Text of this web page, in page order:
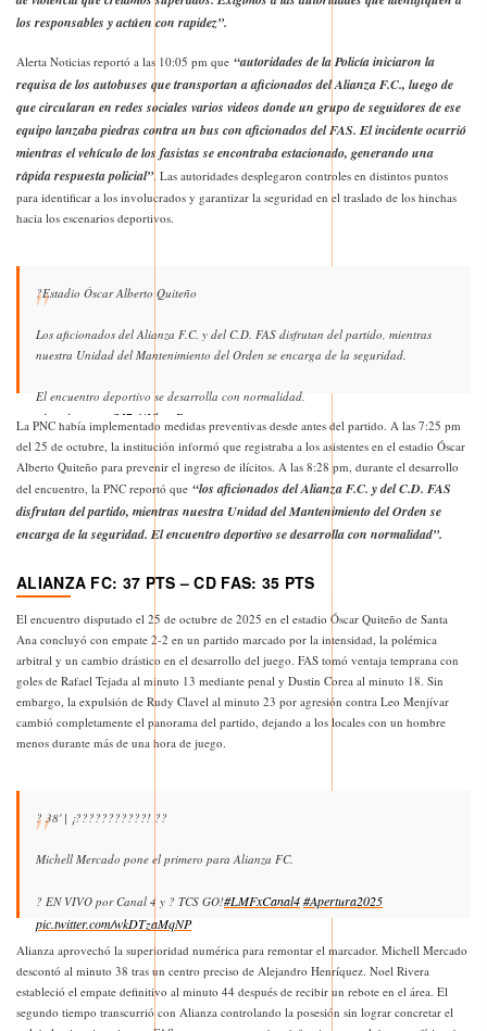
los responsables y actúen con rapidez”.
Alerta Noticias reportó a las 10:05 pm que “autoridades de la Policía iniciaron la
requisa de los autobuses que transportan a aficionados del Alianza F.C., luego de
que circularan en redes sociales varios videos donde un grupo de seguidores de ese
equipo lanzaba piedras contra un bus con aficionados del FAS. El incidente ocurrió
mientras el vehículo de los fasistas se encontraba estacionado, generando una
rápida respuesta policial”. Las autoridades desplegaron controles en distintos puntos
para identificar a los involucrados y garantizar la seguridad en el traslado de los hinchas
hacia los escenarios deportivos.
?Estadio Óscar Alberto Quiteño
Los aficionados del Alianza F.C. y del C.D. FAS disfrutan del partido, mientras
nuestra Unidad del Mantenimiento del Orden se encarga de la seguridad.
El encuentro deportivo se desarrolla con normalidad.
pic.twitter.com/M7ejAVbwyD
— PNC El Salvador (@PNCSV)October 26, 2025
La PNC había implementado medidas preventivas desde antes del partido. A las 7:25 pm
del 25 de octubre, la institución informó que registraba a los asistentes en el estadio Óscar
Alberto Quiteño para prevenir el ingreso de ilícitos. A las 8:28 pm, durante el desarrollo
del encuentro, la PNC reportó que “los aficionados del Alianza F.C. y del C.D. FAS
disfrutan del partido, mientras nuestra Unidad del Mantenimiento del Orden se
encarga de la seguridad. El encuentro deportivo se desarrolla con normalidad”.
ALIANZA FC: 37 PTS – CD FAS: 35 PTS
El encuentro disputado el 25 de octubre de 2025 en el estadio Óscar Quiteño de Santa
Ana concluyó con empate 2-2 en un partido marcado por la intensidad, la polémica
arbitral y un cambio drástico en el desarrollo del juego. FAS tomó ventaja temprana con
goles de Rafael Tejada al minuto 13 mediante penal y Dustin Corea al minuto 18. Sin
embargo, la expulsión de Rudy Clavel al minuto 23 por agresión contra Leo Menjívar
cambió completamente el panorama del partido, dejando a los locales con un hombre
menos durante más de una hora de juego.
? 38' | ¡???????????! ??
Michell Mercado pone el primero para Alianza FC.
? EN VIVO por Canal 4 y ? TCS GO!#LMFxCanal4#Apertura2025
pic.twitter.com/wkDTzaMqNP
— Canal 4. (@Canal4TCS)October 26, 2025
Alianza aprovechó la superioridad numérica para remontar el marcador. Michell Mercado
descontó al minuto 38 tras un centro preciso de Alejandro Henríquez. Noel Rivera
estableció el empate definitivo al minuto 44 después de recibir un rebote en el área. El
segundo tiempo transcurrió con Alianza controlando la posesión sin lograr concretar el